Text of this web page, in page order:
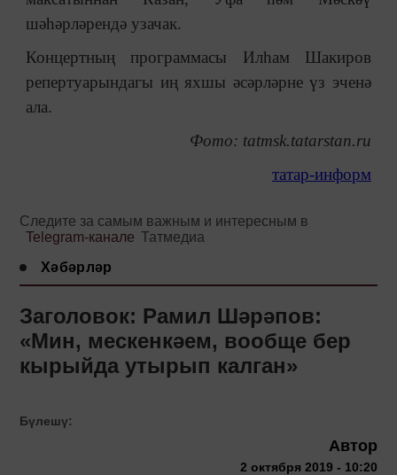
шәһәрләрендә узачак.
Концертның программасы Илһам Шакиров
репертуарындагы иң яхшы әсәрләрне үз эченә
ала.
Фото: tatmsk.tatarstan.ru
татар-информ
Следите за самым важным и интересным в
Telegram-канале Татмедиа
Хәбәрләр
Заголовок: Рамил Шәрәпов:
«Мин, мескенкәем, вообще бер
кырыйда утырып калган»
Бүлешү:
Автор
2 октября 2019 - 10:20